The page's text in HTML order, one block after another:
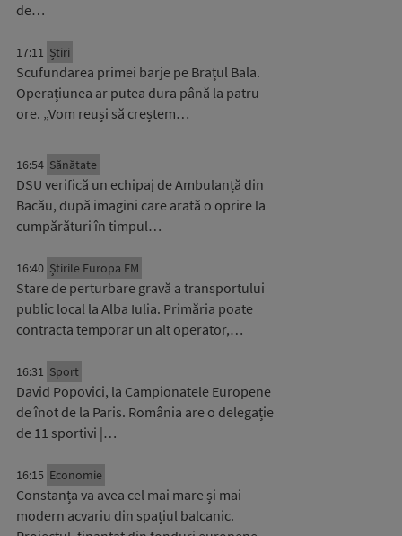
de…
17:11 Știri
Scufundarea primei barje pe Brațul Bala.
Operațiunea ar putea dura până la patru
ore. „Vom reuși să creștem…
16:54 Sănătate
DSU verifică un echipaj de Ambulanță din
Bacău, după imagini care arată o oprire la
cumpărături în timpul…
16:40 Știrile Europa FM
Stare de perturbare gravă a transportului
public local la Alba Iulia. Primăria poate
contracta temporar un alt operator,…
16:31 Sport
David Popovici, la Campionatele Europene
de înot de la Paris. România are o delegație
de 11 sportivi |…
16:15 Economie
Constanța va avea cel mai mare și mai
modern acvariu din spațiul balcanic.